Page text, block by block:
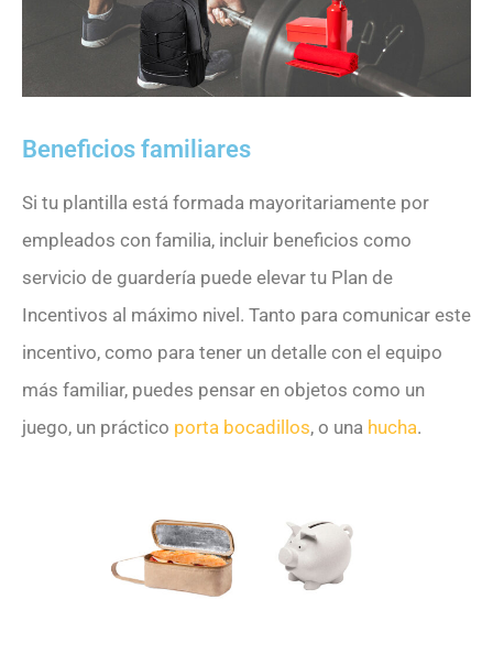
Beneficios familiares
Si tu plantilla está formada mayoritariamente por
empleados con familia, incluir beneficios como
servicio de guardería puede elevar tu Plan de
Incentivos al máximo nivel. Tanto para comunicar este
incentivo, como para tener un detalle con el equipo
más familiar, puedes pensar en objetos como un
juego, un práctico porta bocadillos, o una hucha.